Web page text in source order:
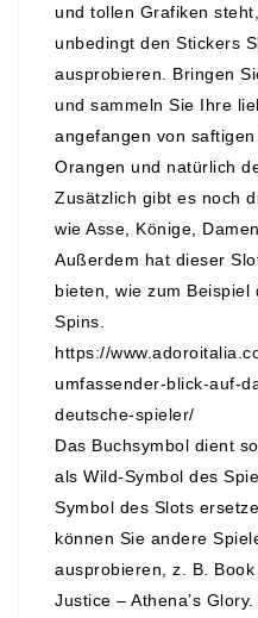
und tollen Grafiken
unbedingt den Stickers
ausprobieren. Bringen
und sammeln Sie Ihre
angefangen von
Orangen und natürlich
Zusätzlich gibt es noch
wie Asse, Könige,
Außerdem hat dieser
bieten, wie zum Beispiel
Spins.
https://
umfassender-blick-auf-
deutsche-spieler/
Das Buchsymbol dient
als Wild-Symbol des
Symbol des Slots
können Sie andere
ausprobieren, z. B.
Justice – Athena’s